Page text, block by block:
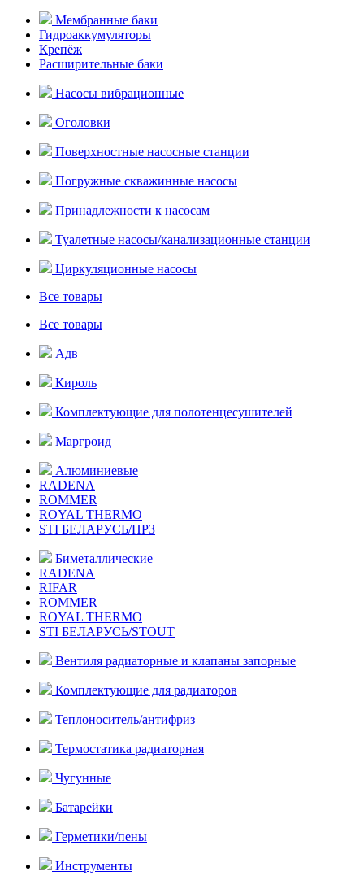
Мембранные баки
Гидроаккумуляторы
Крепёж
Расширительные баки
Насосы вибрационные
Оголовки
Поверхностные насосные станции
Погружные скважинные насосы
Принадлежности к насосам
Туалетные насосы/канализационные станции
Циркуляционные насосы
Все товары
Все товары
Адв
Кироль
Комплектующие для полотенцесушителей
Маргроид
Алюминиевые
RADENA
ROMMER
ROYAL THERMO
STI БЕЛАРУСЬ/НРЗ
Биметаллические
RADENA
RIFAR
ROMMER
ROYAL THERMO
STI БЕЛАРУСЬ/STOUT
Вентиля радиаторные и клапаны запорные
Комплектующие для радиаторов
Теплоноситель/антифриз
Термостатика радиаторная
Чугунные
Батарейки
Герметики/пены
Инструменты